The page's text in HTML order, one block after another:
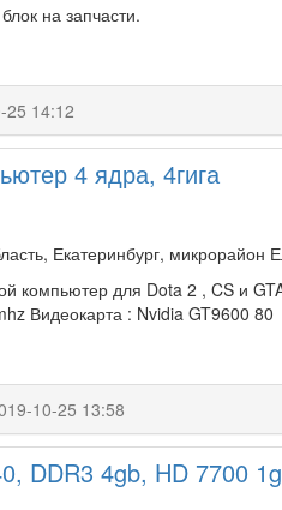
на запчасти.
25 14:12
4 ядра, 4гига
Екатеринбург, микрорайон
компьютер для Dota 2 , CS и
Видеокарта : Nvidia GT9600 80
10-25 13:58
DDR3 4gb, HD 7700